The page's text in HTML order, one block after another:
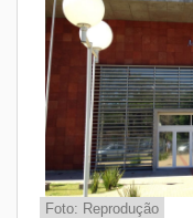
Foto: Reprodução